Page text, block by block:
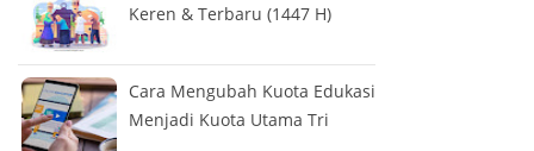
Keren & Terbaru (1447 H)
Cara Mengubah Kuota Edukasi
Menjadi Kuota Utama Tri